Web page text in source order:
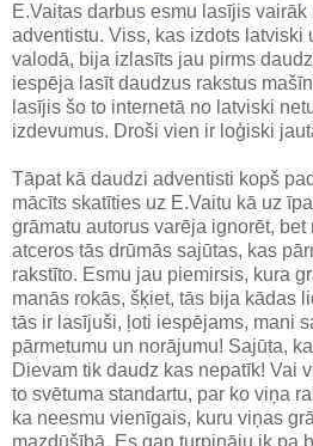
E.Vaitas darbus esmu lasījis
adventistu. Viss, kas izdots latviski
valodā, bija izlasīts jau pirms
iespēja lasīt daudzus rakstus
lasījis šo to internetā no latviski
izdevumus. Droši vien ir loģiski
Tāpat kā daudzi adventisti kopš
mācīts skatīties uz E.Vaitu kā uz
grāmatu autorus varēja ignorēt,
atceros tās drūmās sajūtas, kas
rakstīto. Esmu jau piemirsis, kura
manās rokās, šķiet, tās bija kādas
tās ir lasījuši, ļoti iespējams, mani
pārmetumu un norājumu! Sajūta,
Dievam tik daudz kas nepatīk! Vai
to svētuma standartu, par ko viņa
ka neesmu vienīgais, kuru viņas
mazdūšībā. Es gan turpināju ik pa